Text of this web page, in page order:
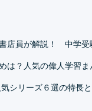
店員が解説！ 中学受
は？人気の偉人学習
シリーズ６選の特